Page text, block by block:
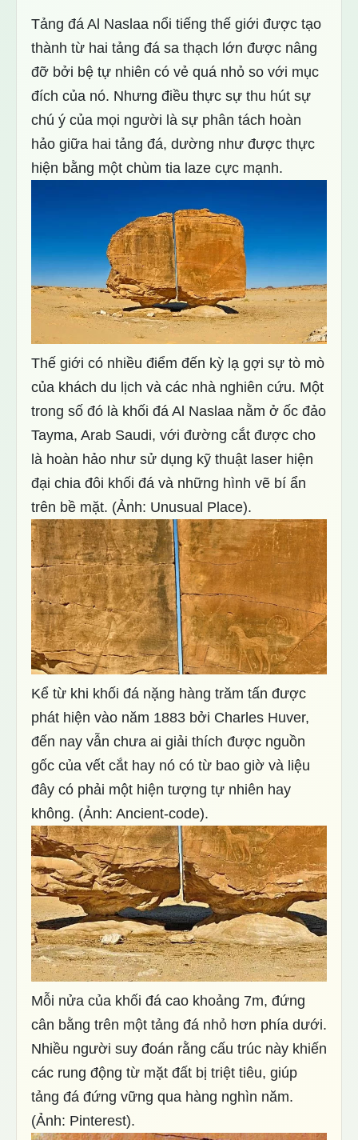
Tảng đá Al Naslaa nổi tiếng thế giới được tạo
thành từ hai tảng đá sa thạch lớn được nâng
đỡ bởi bệ tự nhiên có vẻ quá nhỏ so với mục
đích của nó. Nhưng điều thực sự thu hút sự
chú ý của mọi người là sự phân tách hoàn
hảo giữa hai tảng đá, dường như được thực
hiện bằng một chùm tia laze cực mạnh.
Thế giới có nhiều điểm đến kỳ lạ gợi sự tò mò
của khách du lịch và các nhà nghiên cứu. Một
trong số đó là khối đá Al Naslaa nằm ở ốc đảo
Tayma, Arab Saudi, với đường cắt được cho
là hoàn hảo như sử dụng kỹ thuật laser hiện
đại chia đôi khối đá và những hình vẽ bí ẩn
trên bề mặt. (Ảnh: Unusual Place).
Kể từ khi khối đá nặng hàng trăm tấn được
phát hiện vào năm 1883 bởi Charles Huver,
đến nay vẫn chưa ai giải thích được nguồn
gốc của vết cắt hay nó có từ bao giờ và liệu
đây có phải một hiện tượng tự nhiên hay
không. (Ảnh: Ancient-code).
Mỗi nửa của khối đá cao khoảng 7m, đứng
cân bằng trên một tảng đá nhỏ hơn phía dưới.
Nhiều người suy đoán rằng cấu trúc này khiến
các rung động từ mặt đất bị triệt tiêu, giúp
tảng đá đứng vững qua hàng nghìn năm.
(Ảnh: Pinterest).